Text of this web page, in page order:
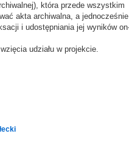
która przede wszystkim
akta archiwalna, a jednocześnie
i udostępniania jej wyników
udziału w projekcie.